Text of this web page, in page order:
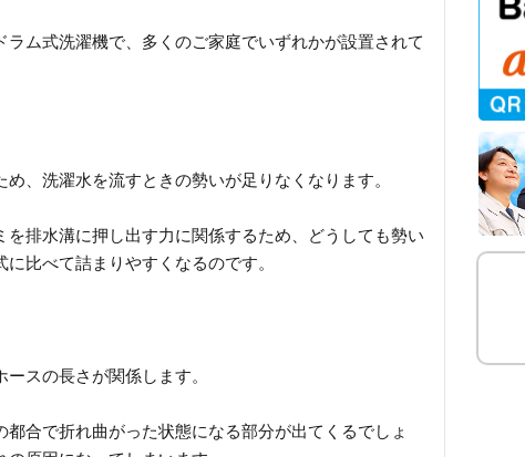
ム式洗濯機で、多くのご家庭でいずれかが設置されて
、洗濯水を流すときの勢いが足りなくなります。
排水溝に押し出す力に関係するため、どうしても勢い
比べて詰まりやすくなるのです。
スの長さが関係します。
合で折れ曲がった状態になる部分が出てくるでしょ